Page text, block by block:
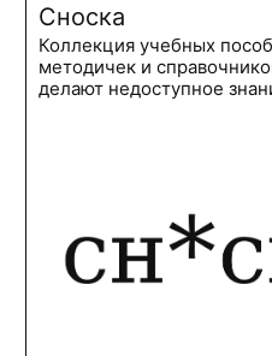
Сноска
Коллекция учебных
методичек и
делают недоступное